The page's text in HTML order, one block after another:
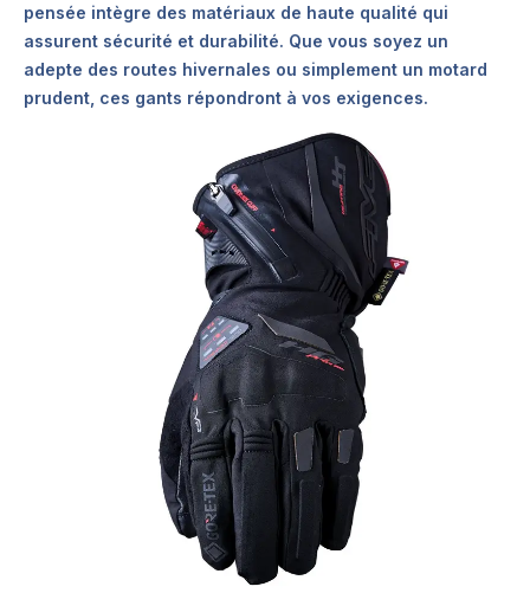
pensée intègre des matériaux de haute qualité qui
assurent sécurité et durabilité. Que vous soyez un
adepte des routes hivernales ou simplement un motard
prudent, ces gants répondront à vos exigences.